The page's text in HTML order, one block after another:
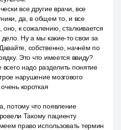
все другие врачи, все
да, в общем то, и все
к сожалению, сталкивается
Ну а мы какие-то свои за
собственно, начнём по
Это что имеется ввиду?
надо разделить понятие
нарушение мозгового
короткая
потому что появление
Такому пациенту
право использовать термин